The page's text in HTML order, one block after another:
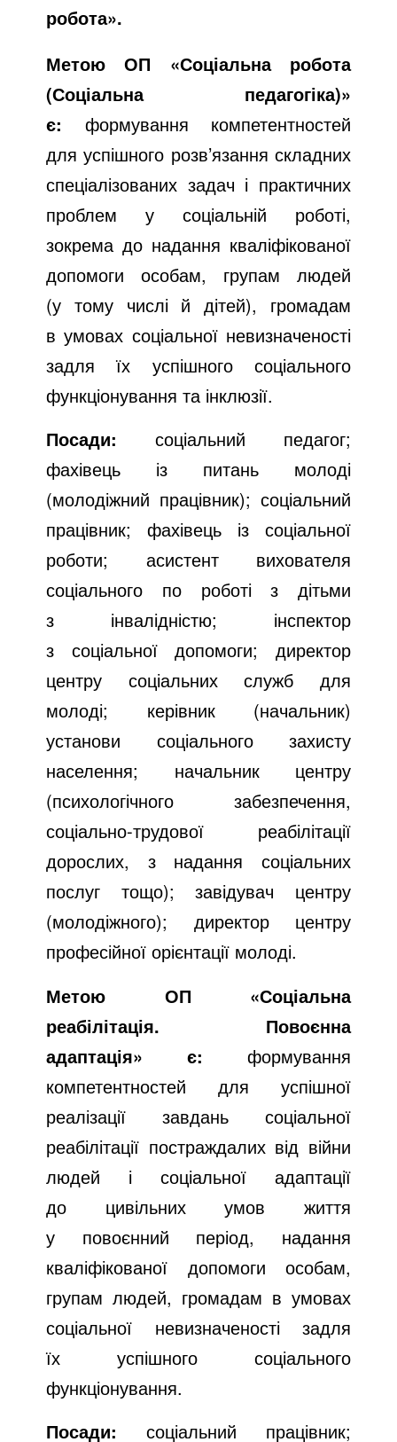
робота».
Метою ОП «Соціальна робота
(Соціальна педагогіка)»
є: формування компетентностей
для успішного розв’язання складних
спеціалізованих задач і практичних
проблем у соціальній роботі,
зокрема до надання кваліфікованої
допомоги особам, групам людей
(у тому числі й дітей), громадам
в умовах соціальної невизначеності
задля їх успішного соціального
функціонування та інклюзії.
Посади: соціальний педагог;
фахівець із питань молоді
(молодіжний працівник); соціальний
працівник; фахівець із соціальної
роботи; асистент вихователя
соціального по роботі з дітьми
з інвалідністю; інспектор
з соціальної допомоги; директор
центру соціальних служб для
молоді; керівник (начальник)
установи соціального захисту
населення; начальник центру
(психологічного забезпечення,
соціально-трудової реабілітації
дорослих, з надання соціальних
послуг тощо); завідувач центру
(молодіжного); директор центру
професійної орієнтації молоді.
Метою ОП «Соціальна
реабілітація. Повоєнна
адаптація»
є: формування
компетентностей для успішної
реалізації завдань соціальної
реабілітації постраждалих від війни
людей і соціальної адаптації
до цивільних умов життя
у повоєнний період, надання
кваліфікованої допомоги особам,
групам людей, громадам в умовах
соціальної невизначеності задля
їх успішного соціального
функціонування.
Посади: соціальний працівник;